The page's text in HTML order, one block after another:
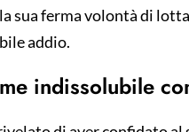
sua ferma volontà di
addio.
indissolubile